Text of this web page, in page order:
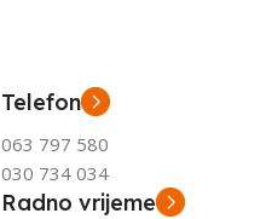
Telefon
063 797 580
030 734 034
Radno vrijeme